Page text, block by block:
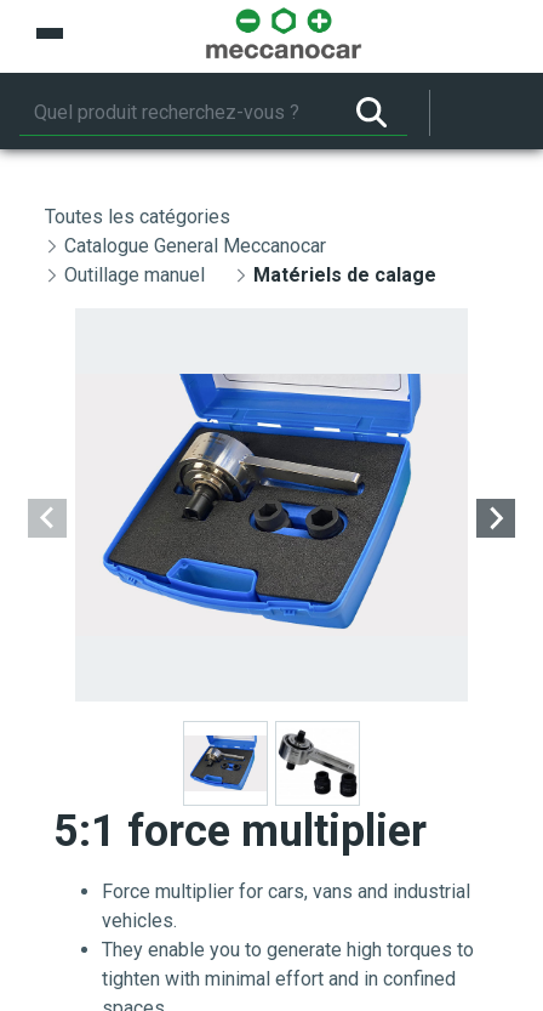
Saut au contenu principal
Toutes les catégories
Catalogue General Meccanocar
Outillage manuel
Matériels de calage
5:1 force multiplier
Force multiplier for cars, vans and industrial
vehicles.
They enable you to generate high torques to
tighten with minimal effort and in confined